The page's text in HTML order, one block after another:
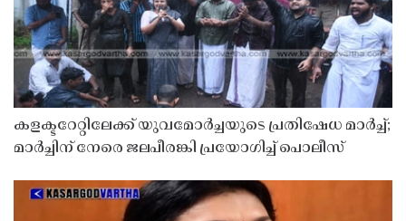
കളക്ടറേറ്റിലേക്ക് യുവമോർച്ചയുടെ പ്രതിഷേധ മാർച്ച്;
മാർച്ചിന് നേരെ ജലപീരങ്കി പ്രയോഗിച്ച് പൊലീസ്